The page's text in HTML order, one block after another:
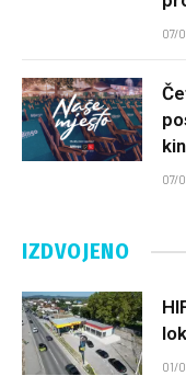
07/
07/
IZDVOJENO
01/